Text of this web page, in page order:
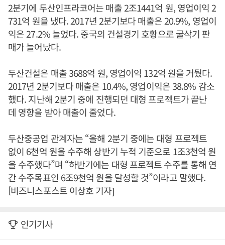
2분기에 두산인프라코어는 매출 2조1441억 원, 영업이익 2
731억 원을 냈다. 2017년 2분기보다 매출은 20.9%, 영업이
익은 27.2% 늘었다. 중국의 건설경기 호황으로 굴삭기 판
매가 늘어났다.
두산건설은 매출 3688억 원, 영업이익 132억 원을 거뒀다.
2017년 2분기보다 매출은 10.4%, 영업이익은 38.8% 감소
했다. 지난해 2분기 중에 진행되던 대형 프로젝트가 끝난
데 영향을 받아 매출이 줄었다.
두산중공업 관계자는 “올해 2분기 중에는 대형 프로젝트
없이 6천억 원을 수주해 상반기 누적 기준으로 1조3천억 원
을 수주했다”며 “하반기에는 대형 프로젝트 수주를 통해 연
간 수주목표인 6조9천억 원을 달성할 것”이라고 말했다.
[비즈니스포스트 이상호 기자]
인기기사